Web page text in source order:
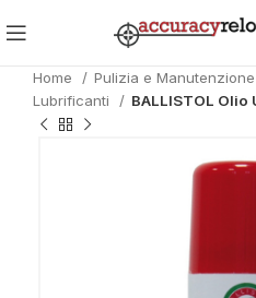
Home Pulizia e Manutenzione
Lubrificanti
BALLISTOL Olio